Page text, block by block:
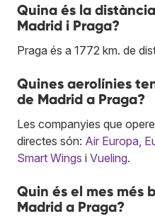
Quina és la
Madrid i Praga?
Praga és a 1772 km. de
Quines aerolínies
de Madrid a Praga?
Les companyies que
directes són: Air Europa
Smart Wings i Vueling.
Quin és el mes més
Madrid a Praga?